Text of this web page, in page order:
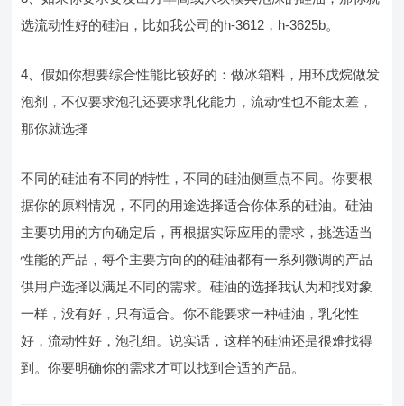
选流动性好的硅油，比如我公司的h-3612，h-3625b。
4、假如你想要综合性能比较好的：做冰箱料，用环戊烷做发
泡剂，不仅要求泡孔还要求乳化能力，流动性也不能太差，
那你就选择
不同的硅油有不同的特性，不同的硅油侧重点不同。你要根
据你的原料情况，不同的用途选择适合你体系的硅油。硅油
主要功用的方向确定后，再根据实际应用的需求，挑选适当
性能的产品，每个主要方向的的硅油都有一系列微调的产品
供用户选择以满足不同的需求。硅油的选择我认为和找对象
一样，没有好，只有适合。你不能要求一种硅油，乳化性
好，流动性好，泡孔细。说实话，这样的硅油还是很难找得
到。你要明确你的需求才可以找到合适的产品。